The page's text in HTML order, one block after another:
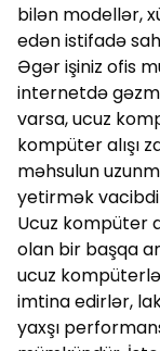
bilən modellər,
edən istifadə
Əgər işiniz ofis
internetdə
varsa, ucuz
kompüter alışı
məhsulun
yetirmək
Ucuz kompüter
olan bir başqa
ucuz
imtina edirlər,
yaxşı